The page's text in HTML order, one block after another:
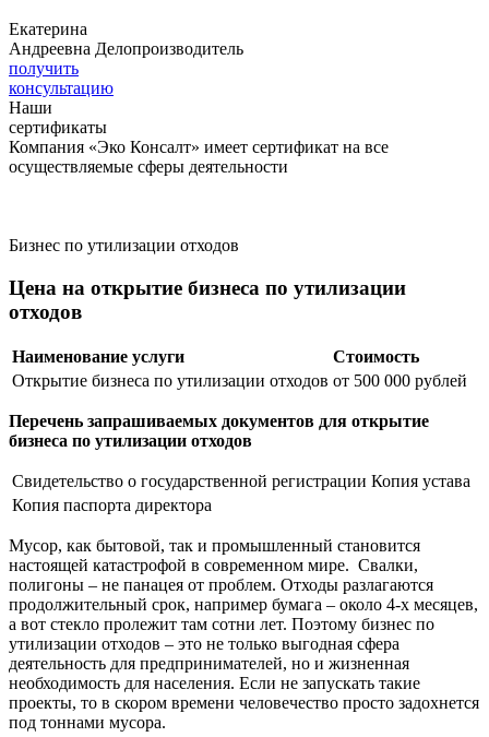
Екатерина
Андреевна Делопроизводитель
получить
консультацию
Наши
сертификаты
Компания «Эко Консалт» имеет сертификат на все
осуществляемые сферы деятельности
Бизнес по утилизации отходов
Цена на открытие бизнеса по утилизации
отходов
Наименование услуги
Стоимость
Открытие бизнеса по утилизации отходов от 500 000 рублей
Перечень запрашиваемых документов для открытие
бизнеса по утилизации отходов
Свидетельство о государственной регистрации Копия устава
Копия паспорта директора
Мусор, как бытовой, так и промышленный становится
настоящей катастрофой в современном мире. Свалки,
полигоны – не панацея от проблем. Отходы разлагаются
продолжительный срок, например бумага – около 4-х месяцев,
а вот стекло пролежит там сотни лет. Поэтому бизнес по
утилизации отходов – это не только выгодная сфера
деятельность для предпринимателей, но и жизненная
необходимость для населения. Если не запускать такие
проекты, то в скором времени человечество просто задохнется
под тоннами мусора.